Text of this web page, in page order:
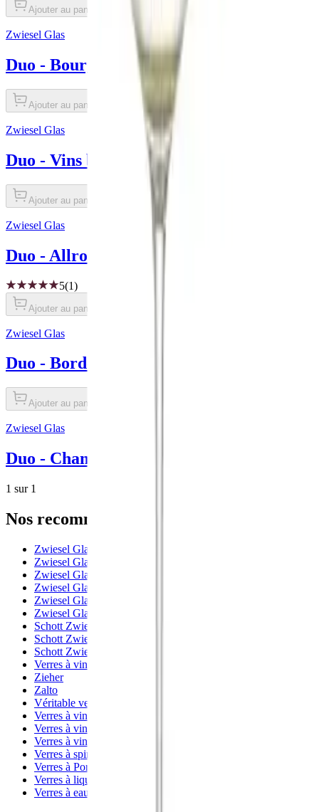
Ajouter au panier
Zwiesel Glas
Duo - Bourgogne (2 pièces)
Ajouter au panier
Zwiesel Glas
Duo - Vins blancs (2 pièces)
Ajouter au panier
Zwiesel Glas
Duo - Allround (2 pièces)
5(1)
Ajouter au panier
Zwiesel Glas
Duo - Bordeaux (2 pièces)
Ajouter au panier
Zwiesel Glas
Duo - Champagne (2 pièces)
1 sur 1
Nos recommandations
Zwiesel Glas - Vivid Senses (Sensa)
Zwiesel Glas - Vervino
Zwiesel Glas - Prizma
Zwiesel Glas - Enoteca
Zwiesel Glas - Alloro (The First)
Zwiesel Glas - Air Sense
Schott Zwiesel Bar Special
Schott Zwiesel Banquet
Schott Zwiesel
Verres à vin
Zieher
Zalto
Véritable verre en cristal
Verres à vins de dessert
Verres à vin rouge
Verres à vin blanc
Verres à spiritueux
Verres à Porto
Verres à liqueur
Verres à eau